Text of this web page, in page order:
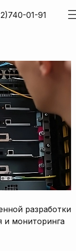
01-91
разработки
и мониторинга